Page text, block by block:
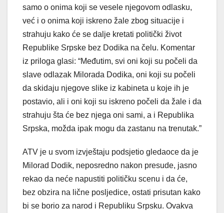
samo o onima koji se vesele njegovom odlasku,
već i o onima koji iskreno žale zbog situacije i
strahuju kako će se dalje kretati politički život
Republike Srpske bez Dodika na čelu. Komentar
iz priloga glasi: “Međutim, svi oni koji su počeli da
slave odlazak Milorada Dodika, oni koji su počeli
da skidaju njegove slike iz kabineta u koje ih je
postavio, ali i oni koji su iskreno počeli da žale i da
strahuju šta će bez njega oni sami, a i Republika
Srpska, možda ipak mogu da zastanu na trenutak.”
ATV je u svom izvještaju podsjetio gledaoce da je
Milorad Dodik, neposredno nakon presude, jasno
rekao da neće napustiti političku scenu i da će,
bez obzira na lične posljedice, ostati prisutan kako
bi se borio za narod i Republiku Srpsku. Ovakva